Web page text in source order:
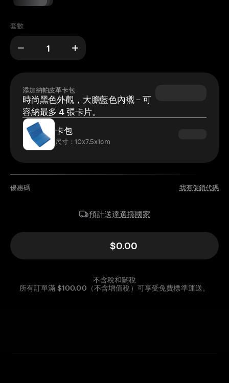
套數
添加納帕皮革卡包
時尚黑色外觀，大膽藍色內襯 – 可
容納最多 4 張卡片。
卡包
尺寸：10x7.5x1cm
優惠碼 我有促銷代碼
預計送達選擇國家
$0.00
不含稅和關稅
所有訂單滿 $100.00（不含增值稅）可享受免費標準運送。